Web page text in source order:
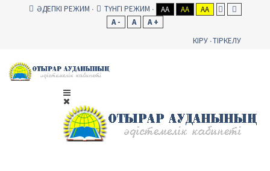
ӘДЕПКІ РЕЖИМ ТҮНГІ РЕЖИМ AA AA
AA
A -
A
A +
КІРУ ТІРКЕЛУ